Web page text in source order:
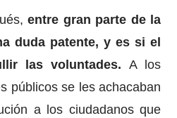
entre gran parte de la
duda patente, y es si el
las voluntades. A los
públicos se les achacaban
a los ciudadanos que